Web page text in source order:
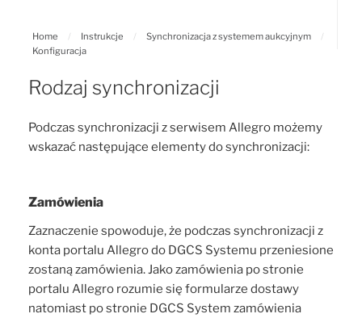
Home / Instrukcje / Synchronizacja z systemem aukcyjnym
/
Konfiguracja
Rodzaj synchronizacji
Podczas synchronizacji z serwisem Allegro możemy
wskazać następujące elementy do synchronizacji:
Zamówienia
Zaznaczenie spowoduje, że podczas synchronizacji z
konta portalu Allegro do DGCS Systemu przeniesione
zostaną zamówienia. Jako zamówienia po stronie
portalu Allegro rozumie się formularze dostawy
natomiast po stronie DGCS System zamówienia